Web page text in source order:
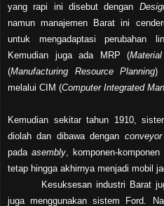
yang rapi ini disebut dengan
namun manajemen Barat ini
untuk mengadaptasi perubahan
Kemudian juga ada MRP (
(Manufacturing Resource Planning)
melalui CIM (Computer Integrated
Kemudian sekitar tahun 1910,
diolah dan dibawa dengan conveyor
padaasembly , komponen-
tetap hingga akhirnya menjadi mobil
Kesuksesan industri Barat
juga menggunakan sistem Ford.